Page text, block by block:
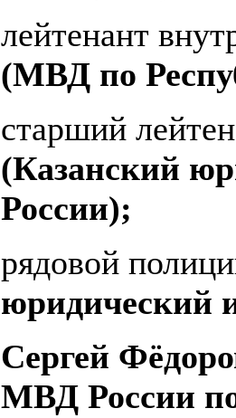
лейтенант
(МВД по
старший
(Казанский
России);
рядовой
юридический
Сергей
МВД России